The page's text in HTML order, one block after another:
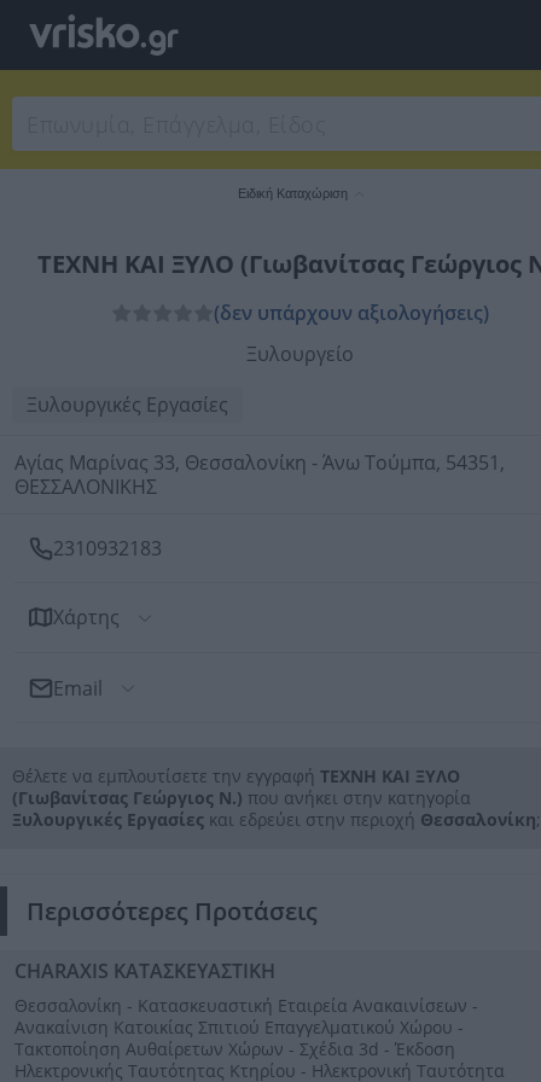
Ειδική Καταχώριση
ΤΕΧΝΗ ΚΑΙ ΞΥΛΟ (Γιωβανίτσας Γεώργιος
(δεν υπάρχουν αξιολογήσεις)
Ξυλουργείο
Ξυλουργικές Εργασίες
Αγίας Μαρίνας 33, Θεσσαλονίκη - Άνω Τούμπα, 54351,
ΘΕΣΣΑΛΟΝΙΚΗΣ
2310932183
Χάρτης
Email
Προς: ΤΕΧΝΗ ΚΑΙ ΞΥΛΟ (Γιωβανίτσας Γεώργιος Ν.)
Θέλετε να εμπλουτίσετε την εγγραφή ΤΕΧΝΗ ΚΑΙ ΞΥΛΟ
(Γιωβανίτσας Γεώργιος Ν.) που ανήκει στην κατηγορία
Ξυλουργικές Εργασίες και εδρεύει στην περιοχή Θεσσαλονίκη;
Περισσότερες Προτάσεις
CHARAXIS ΚΑΤΑΣΚΕΥΑΣΤΙΚΗ
Θεσσαλονίκη - Κατασκευαστική Εταιρεία Ανακαινίσεων -
Ανακαίνιση Κατοικίας Σπιτιού Επαγγελματικού Χώρου -
Τακτοποίηση Αυθαίρετων Χώρων - Σχέδια 3d - Έκδοση
Ηλεκτρονικής Ταυτότητας Κτηρίου - Ηλεκτρονική Ταυτότητα